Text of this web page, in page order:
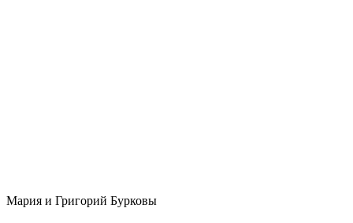
Мария и Григорий Бурковы